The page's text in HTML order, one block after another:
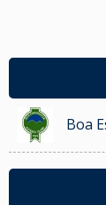
Boa